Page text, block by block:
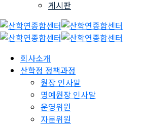
게시판
회사소개
산학정 정책과정
원장 인사말
명예원장 인사말
운영위원
자문위원